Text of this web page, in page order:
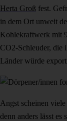
Herta Groß fest.
in dem Ort unweit
Kohlekraftwerk mit
CO2-Schleuder, die
Länder würde
Angst scheinen
denn anders lässt